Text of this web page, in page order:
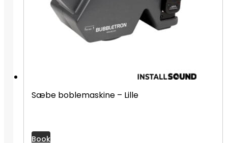
Sæbe boblemaskine – Lille
Book